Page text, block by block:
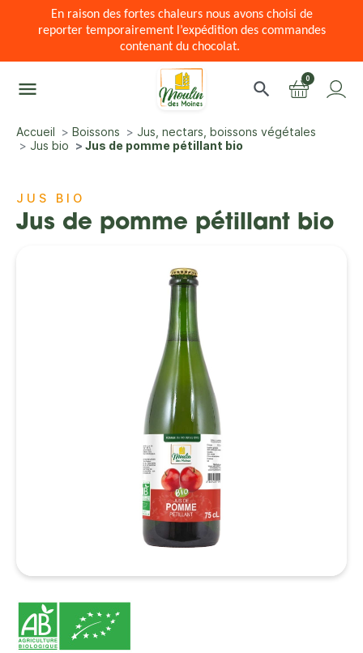
En raison des fortes chaleurs nous avons choisi de
reporter temporairement l’expédition des commandes
contenant du chocolat.
menu search 0
Accueil Boissons
Jus, nectars, boissons végétales
Jus bio
Jus de pomme pétillant bio
JUS BIO
Jus de pomme pétillant bio